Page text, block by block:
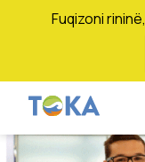
Fuqizoni